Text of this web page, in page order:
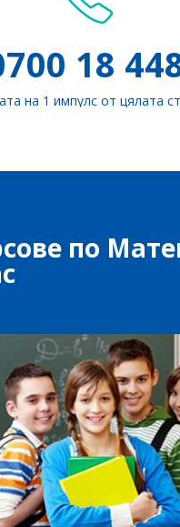
18
на 1 импулс от цялата
по